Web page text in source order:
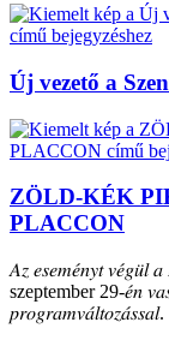
Új vezető a
ZÖLD-KÉK
PLACCON
𝐴𝑧 𝑒𝑠𝑒𝑚𝑒́𝑛𝑦𝑡
szeptember 29-𝑒́𝑛
𝑝𝑟𝑜𝑔𝑟𝑎𝑚𝑣𝑎́𝑙𝑡𝑜𝑧𝑎́𝑠𝑠𝑎𝑙.